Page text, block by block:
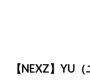
【NEXZ】YU